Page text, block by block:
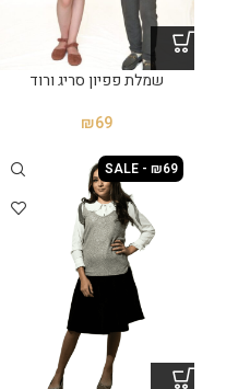
שמלת פפיון סריג ורוד
₪69
SALE - ₪69